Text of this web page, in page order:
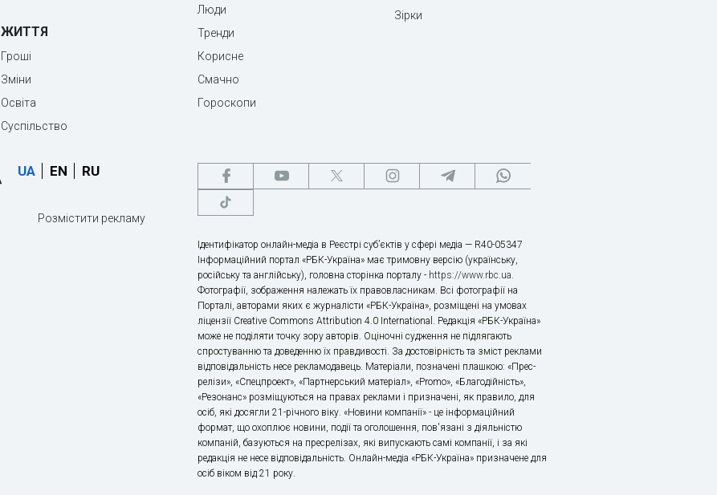
ЖИТТЯ
Гроші
Зміни
Освіта
Суспільство
Люди
Тренди
Корисне
Смачно
Гороскопи
Зірки
UA EN RU
Розмістити рекламу
Ідентифікатор онлайн-медіа в Реєстрі суб’єктів у сфері медіа — R40-05347
Інформаційний портал «РБК-Україна» має тримовну версію (українську,
російську та англійську), головна сторінка порталу - https://www.rbc.ua.
Фотографії, зображення належать їх правовласникам. Всі фотографії на
Порталі, авторами яких є журналісти «РБК-Україна», розміщені на умовах
ліцензії Creative Commons Attribution 4.0 International. Редакція «РБК-Україна»
може не поділяти точку зору авторів. Оціночні судження не підлягають
спростуванню та доведенню їх правдивості. За достовірність та зміст реклами
відповідальність несе рекламодавець. Матеріали, позначені плашкою: «Прес-
релізи», «Спецпроект», «Партнерський матеріал», «Promo», «Благодійність»,
«Резонанс» розміщуються на правах реклами і призначені, як правило, для
осіб, які досягли 21-річного віку. «Новини компанії» - це інформаційний
формат, що охоплює новини, події та оголошення, пов'язані з діяльністю
компаній, базуються на пресрелізах, які випускають самі компанії, і за які
редакція не несе відповідальність. Онлайн-медіа «РБК-Україна» призначене для
осіб віком від 21 року.